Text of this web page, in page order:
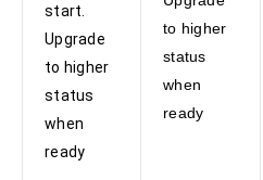
start.
Upgrade
to higher
status
when
ready
to higher
status
when
ready